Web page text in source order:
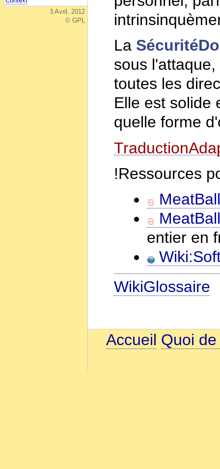
3 Avril, 2012
© GPL
La
sous
toutes les
Elle est solide
quelle forme
!Ressources
entier en
WikiGlossaire
Accueil Quoi